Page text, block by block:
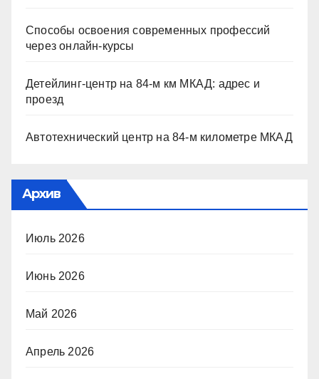
Способы освоения современных профессий
через онлайн-курсы
Детейлинг-центр на 84-м км МКАД: адрес и
проезд
Автотехнический центр на 84-м километре МКАД
Архив
Июль 2026
Июнь 2026
Май 2026
Апрель 2026